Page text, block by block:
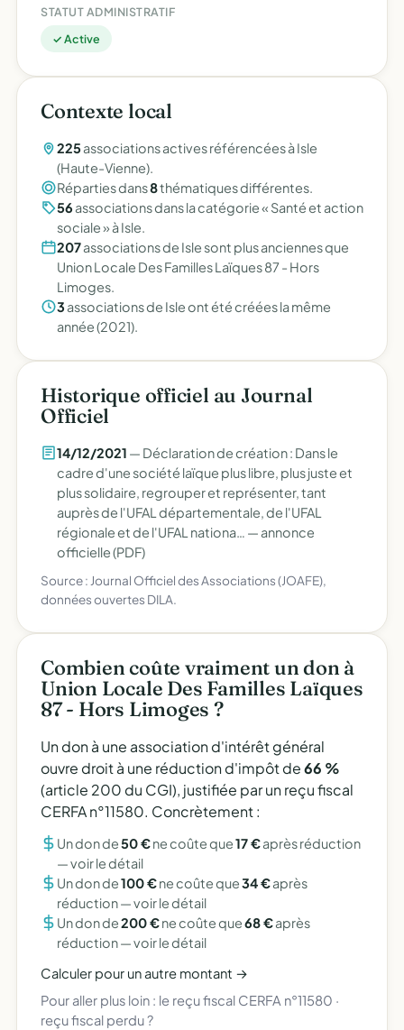
STATUT ADMINISTRATIF
✓ Active
Contexte local
225associations actives référencées à Isle
(Haute-Vienne).
Réparties dans8thématiques différentes.
56 associations dans la catégorie « Santé et action
sociale » à Isle.
207associations de Isle sont plus anciennes que
Union Locale Des Familles Laïques 87 - Hors
Limoges.
3associations de Isle ont été créées la même
année (2021).
Historique officiel au Journal
Officiel
14/12/2021 — Déclaration de création : Dans le
cadre d'une société laïque plus libre, plus juste et
plus solidaire, regrouper et représenter, tant
auprès de l'UFAL départementale, de l'UFAL
régionale et de l'UFAL nationa… — annonce
officielle (PDF)
Source : Journal Officiel des Associations (JOAFE),
données ouvertes DILA.
Combien coûte vraiment un don à
Union Locale Des Familles Laïques
87 - Hors Limoges ?
Un don à une association d'intérêt général
ouvre droit à une réduction d'impôt de66 %
(article 200 du CGI), justifiée par un reçu fiscal
CERFA n°11580. Concrètement :
Un don de50 €ne coûte que17 €après réduction
—voir le détail
Un don de100 €ne coûte que34 €après
réduction —voir le détail
Un don de200 €ne coûte que68 €après
réduction —voir le détail
Calculer pour un autre montant →
Pour aller plus loin : le reçu fiscal CERFA n°11580 ·
reçu fiscal perdu ?